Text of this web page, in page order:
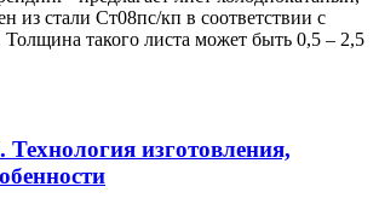
из стали Ст08пс/кп в соответствии с
такого листа может быть 0,5 – 2,5
Технология изготовления,